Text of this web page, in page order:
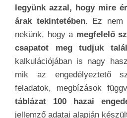
legyünk azzal, hogy mire
árak tekintetében. Ez nem
nekünk, hogy a megfelelő
csapatot meg tudjuk
kalkulációjában is nagy
mik az engedélyeztető
feladatok, megbízások
táblázat 100 hazai
jellemző adatai alapján